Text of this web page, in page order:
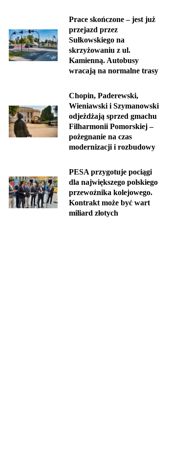
Prace skończone – jest już
przejazd przez
Sułkowskiego na
skrzyżowaniu z ul.
Kamienną. Autobusy
wracają na normalne trasy
Chopin, Paderewski,
Wieniawski i Szymanowski
odjeżdżają sprzed gmachu
Filharmonii Pomorskiej –
pożegnanie na czas
modernizacji i rozbudowy
PESA przygotuje pociągi
dla największego polskiego
przewoźnika kolejowego.
Kontrakt może być wart
miliard złotych